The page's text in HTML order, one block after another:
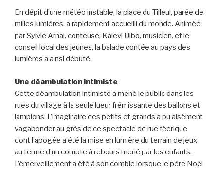
En dépit d’une météo instable, la place du Tilleul, parée de
milles lumières, a rapidement accueilli du monde. Animée
par Sylvie Arnal, conteuse, Kalevi Uibo, musicien, et le
conseil local des jeunes, la balade contée au pays des
lumières a ainsi débuté.
Une déambulation intimiste
Cette déambulation intimiste a mené le public dans les
rues du village à la seule lueur frémissante des ballons et
lampions. L’imaginaire des petits et grands a pu aisément
vagabonder au grès de ce spectacle de rue féerique
dont l’apogée a été la mise en lumière du terrain de jeux
au terme d’un compte à rebours mené par les enfants.
L’émerveillement a été à son comble lorsque le père Noël